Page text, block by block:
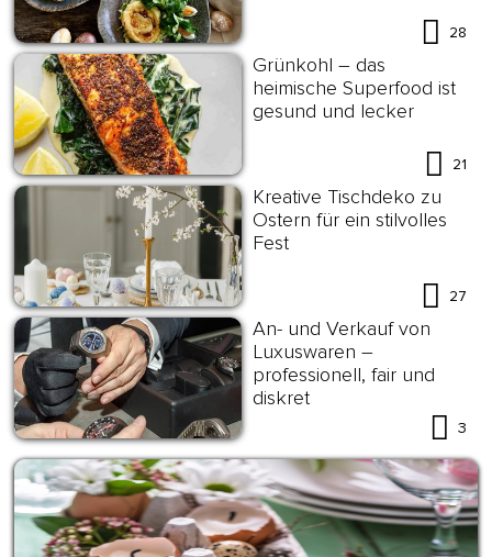
28
Grünkohl – das
heimische Superfood ist
gesund und lecker
21
Kreative Tischdeko zu
Ostern für ein stilvolles
Fest
27
An- und Verkauf von
Luxuswaren –
professionell, fair und
diskret
3